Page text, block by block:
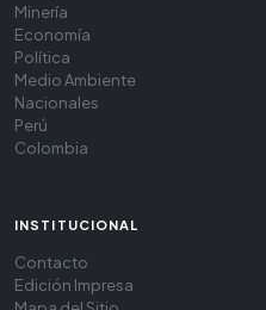
Minería
Economía
Política
Medio Ambiente
Nacionales
Perú
Colombia
INSTITUCIONAL
Contacto
Edición Impresa